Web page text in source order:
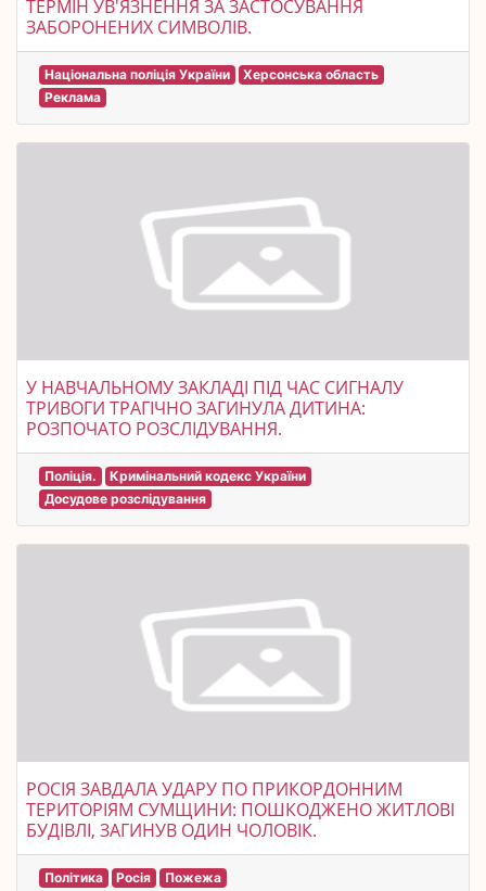
ТЕРМІН УВ'ЯЗНЕННЯ ЗА ЗАСТОСУВАННЯ
ЗАБОРОНЕНИХ СИМВОЛІВ.
Національна поліція України
Херсонська область
Реклама
У НАВЧАЛЬНОМУ ЗАКЛАДІ ПІД ЧАС СИГНАЛУ
ТРИВОГИ ТРАГІЧНО ЗАГИНУЛА ДИТИНА:
РОЗПОЧАТО РОЗСЛІДУВАННЯ.
Поліція.
Кримінальний кодекс України
Досудове розслідування
РОСІЯ ЗАВДАЛА УДАРУ ПО ПРИКОРДОННИМ
ТЕРИТОРІЯМ СУМЩИНИ: ПОШКОДЖЕНО ЖИТЛОВІ
БУДІВЛІ, ЗАГИНУВ ОДИН ЧОЛОВІК.
Політика Росія Пожежа